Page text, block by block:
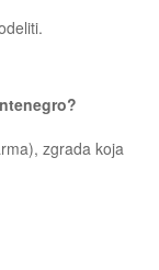
zgrada koja